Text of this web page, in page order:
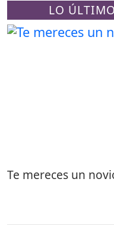
LO
Te mereces un